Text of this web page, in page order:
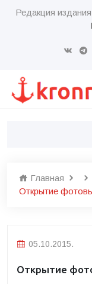
Редакция издания
Главная
Открытие
05.10.2015.
Открытие